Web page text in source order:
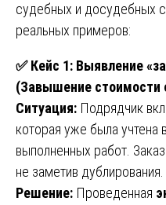
судебных и досудебных
реальных примеров:
✅Кейс 1: Выявление
(Завышение стоимости
Ситуация: Подрядчик
которая уже была
выполненных работ.
не заметив дублирования.
Решение: Проведенная